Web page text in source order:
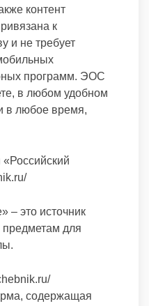
контент
к
и не требует
программ. ЭОС
в любом удобном
в любое время,
«Российский
– это источник
для
содержащая